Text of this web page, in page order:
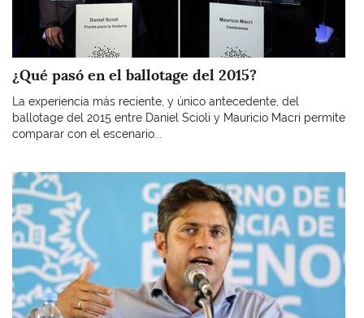
¿Qué pasó en el ballotage del 2015?
La experiencia más reciente, y único antecedente, del
ballotage del 2015 entre Daniel Scioli y Mauricio Macri permite
comparar con el escenario...
Imagen